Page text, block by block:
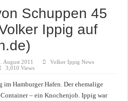
Schuppen 45
Ippig auf
August 2011
Volker Ippig News
3,010 Views
Hamburger Hafen. Der ehemalige
– ein Knochenjob. Ippig war